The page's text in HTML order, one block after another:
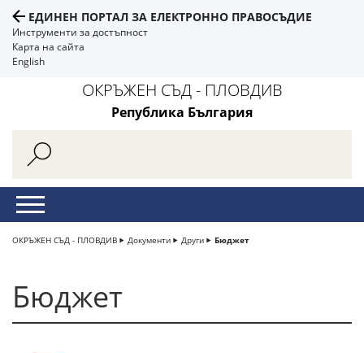
ЕДИНЕН ПОРТАЛ ЗА ЕЛЕКТРОННО ПРАВОСЪДИЕ
Инструменти за достъпност
Карта на сайта
English
ОКРЪЖЕН СЪД - ПЛОВДИВ
Република България
ОКРЪЖЕН СЪД - ПЛОВДИВ Документи Други Бюджет
Бюджет